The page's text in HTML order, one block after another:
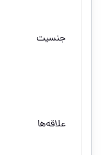
جنسیت
علاقه‌ها